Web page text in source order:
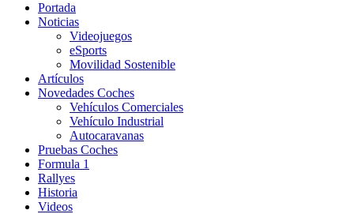
Portada
Noticias
Videojuegos
eSports
Movilidad Sostenible
Artículos
Novedades Coches
Vehículos Comerciales
Vehículo Industrial
Autocaravanas
Pruebas Coches
Formula 1
Rallyes
Historia
Videos